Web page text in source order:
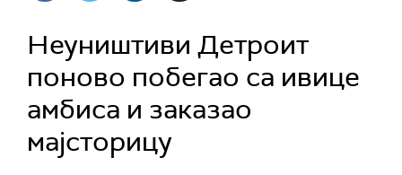
Неуништиви Детроит
поново побегао са ивице
амбиса и заказао
мајсторицу